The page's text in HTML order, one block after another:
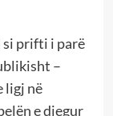
si prifti i parë
–
ligj në
e djegur